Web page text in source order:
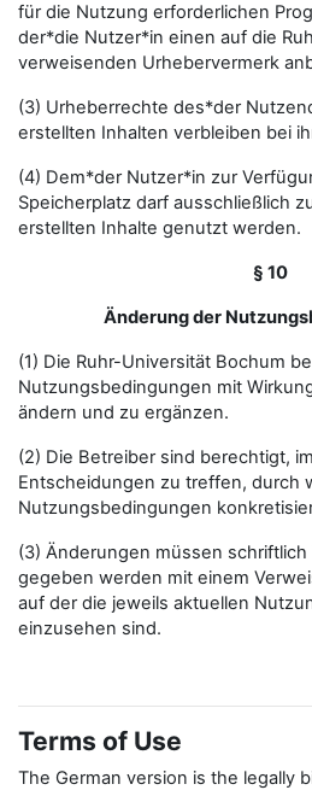
für die Nutzung erforderlichen
der*die Nutzer*in einen auf die
verweisenden Urhebervermerk
(3) Urheberrechte des*der
erstellten Inhalten verbleiben bei
(4) Dem*der Nutzer*in zur
Speicherplatz darf ausschließlich
erstellten Inhalte genutzt werden.
§ 10
Änderung der
(1) Die Ruhr-Universität Bochum
Nutzungsbedingungen mit
ändern und zu ergänzen.
(2) Die Betreiber sind berechtigt,
Entscheidungen zu treffen, durch
Nutzungsbedingungen
(3) Änderungen müssen schriftlich
gegeben werden mit einem
auf der die jeweils aktuellen
einzusehen sind.
Terms of Use
The German version is the legally